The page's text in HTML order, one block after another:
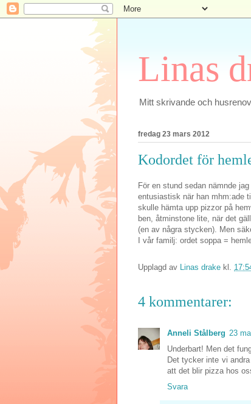
Linas
Mitt skrivande och
fredag 23 mars 2012
Kodordet för
För en stund sedan nämnde
entusiastisk när han mhm:ade
skulle hämta upp pizzor på
ben, åtminstone lite, när det
(en av några stycken). Men
I vår familj: ordet soppa =
Upplagd av Linas drake kl.
4 kommentarer:
Anneli Stålberg 23
Underbart! Men det
Det tycker inte vi
att det blir pizza hos
Svara